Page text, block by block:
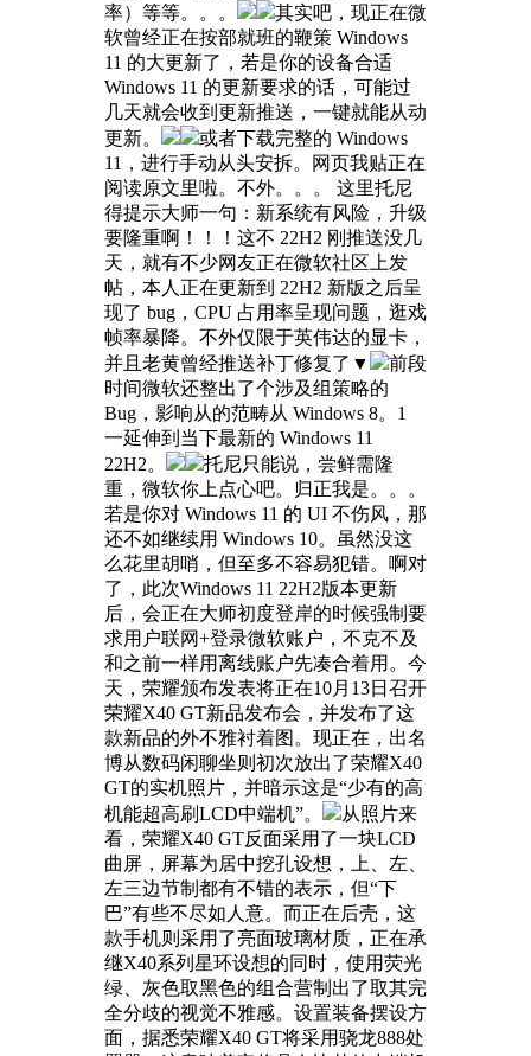
率）等等。。。
其实吧，现正在微
软曾经正在按部就班的鞭策 Windows
11 的大更新了，若是你的设备合适
Windows 11 的更新要求的话，可能过
几天就会收到更新推送，一键就能从动
更新。
或者下载完整的 Windows
11，进行手动从头安拆。网页我贴正在
阅读原文里啦。不外。。。 这里托尼
得提示大师一句：新系统有风险，升级
要隆重啊！！！这不 22H2 刚推送没几
天，就有不少网友正在微软社区上发
帖，本人正在更新到 22H2 新版之后呈
现了 bug，CPU 占用率呈现问题，逛戏
帧率暴降。不外仅限于英伟达的显卡，
并且老黄曾经推送补丁修复了▼
前段
时间微软还整出了个涉及组策略的
Bug，影响从的范畴从 Windows 8。1
一延伸到当下最新的 Windows 11
22H2。
托尼只能说，尝鲜需隆
重，微软你上点心吧。归正我是。。。
若是你对 Windows 11 的 UI 不伤风，那
还不如继续用 Windows 10。虽然没这
么花里胡哨，但至多不容易犯错。啊对
了，此次Windows 11 22H2版本更新
后，会正在大师初度登岸的时候强制要
求用户联网+登录微软账户，不克不及
和之前一样用离线账户先凑合着用。今
天，荣耀颁布发表将正在10月13日召开
荣耀X40 GT新品发布会，并发布了这
款新品的外不雅衬着图。现正在，出名
博从数码闲聊坐则初次放出了荣耀X40
GT的实机照片，并暗示这是“少有的高
机能超高刷LCD中端机”。
从照片来
看，荣耀X40 GT反面采用了一块LCD
曲屏，屏幕为居中挖孔设想，上、左、
左三边节制都有不错的表示，但“下
巴”有些不尽如人意。而正在后壳，这
款手机则采用了亮面玻璃材质，正在承
继X40系列星环设想的同时，使用荧光
绿、灰色取黑色的组合营制出了取其完
全分歧的视觉不雅感。设置装备摆设方
面，据悉荣耀X40 GT将采用骁龙888处